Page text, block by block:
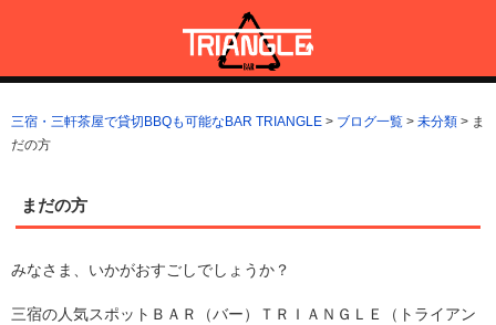
ン
へ
三宿・三軒茶屋で貸切BBQも可能なBAR TRIANGLE
三宿・三軒茶屋A5ランクの貸切BBQも可能なBAR TRIANGLE(バー・
トライアングル)
三宿・三軒茶屋で貸切BBQも可能なBAR TRIANGLE > ブログ一覧 > 未分類 > ま
だの方
まだの方
みなさま、いかがおすごしでしょうか？
三宿の人気スポットＢＡＲ（バー）ＴＲＩＡＮＧＬＥ（トライアン